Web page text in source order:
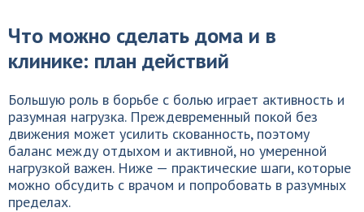
Что можно сделать дома и в
клинике: план действий
Большую роль в борьбе с болью играет активность и
разумная нагрузка. Преждевременный покой без
движения может усилить скованность, поэтому
баланс между отдыхом и активной, но умеренной
нагрузкой важен. Ниже — практические шаги, которые
можно обсудить с врачом и попробовать в разумных
пределах.